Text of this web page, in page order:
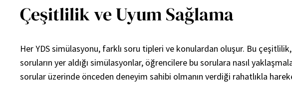
Çeşitlilik ve Uyum Sağlama
Her YDS simülasyonu, farklı soru tipleri ve konulardan oluşur. Bu çeşitlilik,
soruların yer aldığı simülasyonlar, öğrencilere bu sorulara nasıl
sorular üzerinde önceden deneyim sahibi olmanın verdiği rahatlıkla